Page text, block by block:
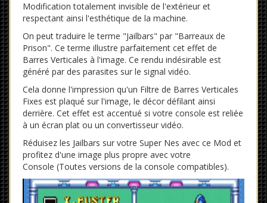
Modification totalement invisible de l'extérieur et
respectant ainsi l'esthétique de la machine.
On peut traduire le terme "Jailbars" par "Barreaux de
Prison". Ce terme illustre parfaitement cet effet de
Barres Verticales à l'image. Ce rendu indésirable est
généré par des parasites sur le signal vidéo.
Cela donne l'impression qu'un Filtre de Barres Verticales
Fixes est plaqué sur l'image, le décor défilant ainsi
derrière. Cet effet est accentué si votre console est reliée
à un écran plat ou un convertisseur vidéo.
Réduisez les Jailbars sur votre Super Nes avec ce Mod et
profitez d'une image plus propre avec votre
Console (Toutes versions de la console compatibles).